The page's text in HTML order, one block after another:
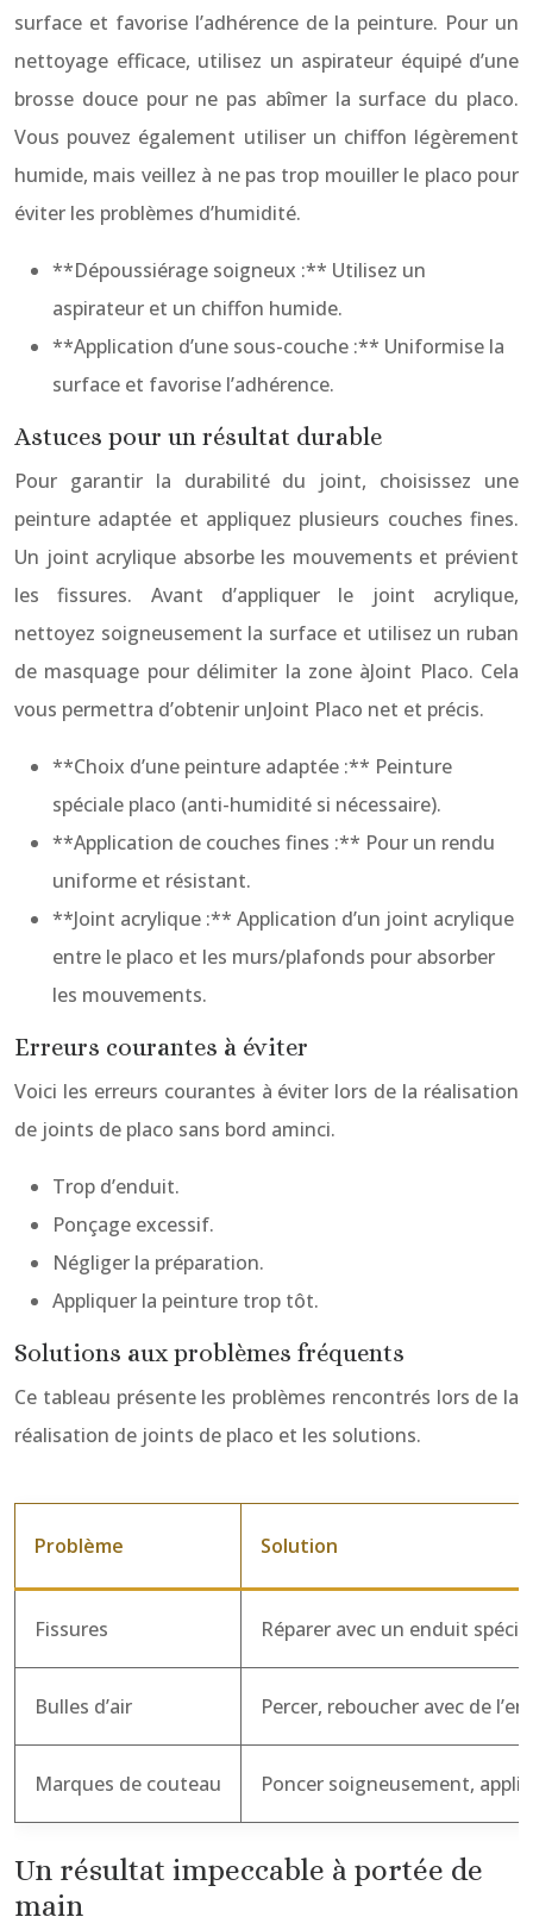
surface et favorise l’adhérence de la peinture. Pour un
nettoyage efficace, utilisez un aspirateur équipé d’une
brosse douce pour ne pas abîmer la surface du placo.
Vous pouvez également utiliser un chiffon légèrement
humide, mais veillez à ne pas trop mouiller le placo pour
éviter les problèmes d’humidité.
**Dépoussiérage soigneux :** Utilisez un
aspirateur et un chiffon humide.
**Application d’une sous-couche :** Uniformise la
surface et favorise l’adhérence.
Astuces pour un résultat durable
Pour garantir la durabilité du joint, choisissez une
peinture adaptée et appliquez plusieurs couches fines.
Un joint acrylique absorbe les mouvements et prévient
les fissures. Avant d’appliquer le joint acrylique,
nettoyez soigneusement la surface et utilisez un ruban
de masquage pour délimiter la zone àJoint Placo. Cela
vous permettra d’obtenir unJoint Placo net et précis.
**Choix d’une peinture adaptée :** Peinture
spéciale placo (anti-humidité si nécessaire).
**Application de couches fines :** Pour un rendu
uniforme et résistant.
**Joint acrylique :** Application d’un joint acrylique
entre le placo et les murs/plafonds pour absorber
les mouvements.
Erreurs courantes à éviter
Voici les erreurs courantes à éviter lors de la réalisation
de joints de placo sans bord aminci.
Trop d’enduit.
Ponçage excessif.
Négliger la préparation.
Appliquer la peinture trop tôt.
Solutions aux problèmes fréquents
Ce tableau présente les problèmes rencontrés lors de la
réalisation de joints de placo et les solutions.
Problème Solution
Fissures Réparer avec un enduit
Bulles d’air Percer, reboucher avec de
Marques de couteau Poncer soigneusement,
Un résultat impeccable à portée de
main